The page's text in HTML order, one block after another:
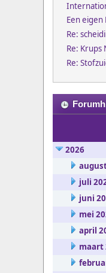
Een eigen
Re:
Re: Krups
Re:
2026
juli
juni
mei
april
maart